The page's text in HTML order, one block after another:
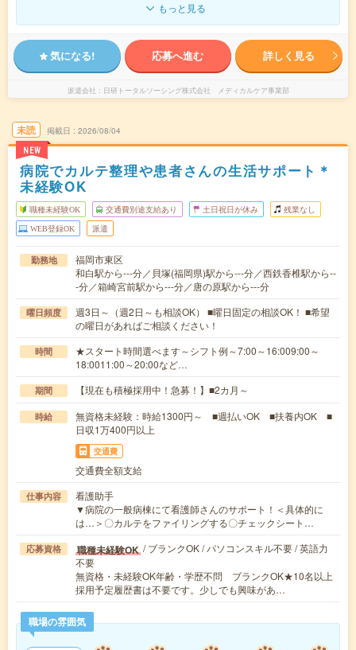
もっと見る
気になる! 応募へ進む 詳しく見る
派遣会社 日研トータルソーシング株式会社 メディカルケア事業部
未読
NEW
掲載日 2026/08/04
病院でカルテ整理や患者さんの生活サポート＊
未経験OK
職種未経験OK 交通費別途支給あり 土日祝日が休み 残業なし
WEB登録OK 派遣
勤務地
福岡市東区
和白駅から---分／貝塚(福岡県)駅から---分／西鉄香椎駅から--
-分／箱崎宮前駅から---分／唐の原駅から---分
曜日頻度
週3日～（週2日～も相談OK） ■曜日固定の相談OK！ ■希望
の曜日があればご相談ください！
時間
★スタート時間選べます～シフト例～7:00～16:009:00～
18:0011:00～20:00など…
期間 【現在も積極採用中！急募！】■2カ月～
時給
無資格未経験：時給1300円～ ■週払いOK ■扶養内OK ■
日収1万400円以上
交通費
交通費全額支給
仕事内容
看護助手
▼病院の一般病棟にて看護師さんのサポート！＜具体的に
は…＞〇カルテをファイリングする〇チェックシート…
応募資格 職種未経験OK / ブランクOK / パソコンスキル不要 / 英語力
不要
無資格・未経験OK年齢・学歴不問 ブランクOK★10名以上
採用予定履歴書は不要です。少しでも興味があ…
職場の雰囲気